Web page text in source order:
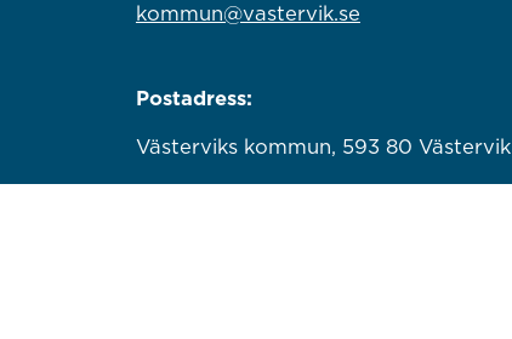
kommun@vastervik.se
Postadress:
Västerviks kommun, 593 80 Västervik